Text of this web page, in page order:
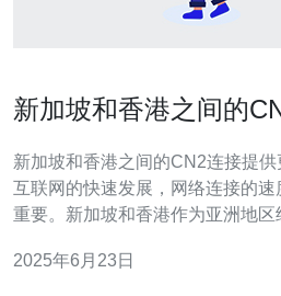
新加坡和香港之间的
新加坡和香港之间的CN2连接提供更
互联网的快速发展，网络连接的
重要。新加坡和香港作为亚洲地
接在新加坡和香港之间的应用逐渐
2025年6月23日